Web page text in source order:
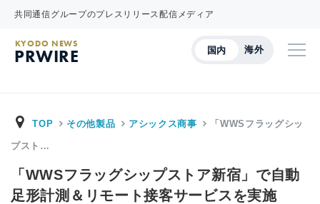
共同通信グループのプレスリリース配信メディア
国内 海外
KYODO NEWS
PRWIRE
TOP その他製品 アシックス商事 「WWSフラッグシッ
プスト…
「WWSフラッグシップストア新宿」で自動
足形計測＆リモート接客サービスを実施